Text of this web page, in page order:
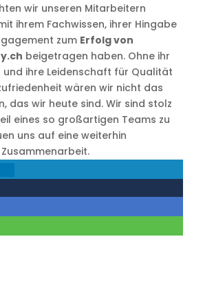
wir unseren Mitarbeitern
ihrem Fachwissen, ihrer Hingabe
zum Erfolg von
beigetragen haben. Ohne ihr
und ihre Leidenschaft für Qualität
wären wir nicht das
das wir heute sind. Wir sind stolz
eines so großartigen Teams zu
uns auf eine weiterhin